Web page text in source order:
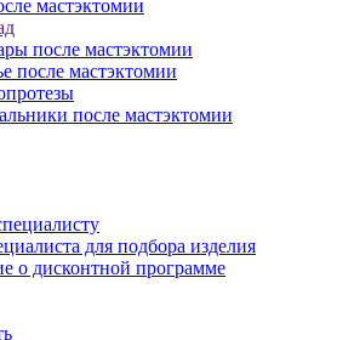
мастэктомии
после мастэктомии
после мастэктомии
после мастэктомии
для подбора изделия
о дисконтной программе